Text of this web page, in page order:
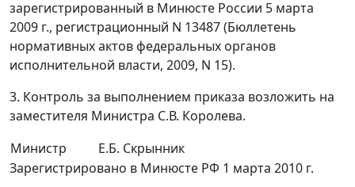
зарегистрированный в Минюсте России 5 марта
2009 г., регистрационный N 13487 (Бюллетень
нормативных актов федеральных органов
исполнительной власти, 2009, N 15).
3. Контроль за выполнением приказа возложить на
заместителя Министра С.В. Королева.
Министр
Е.Б. Скрынник
Зарегистрировано в Минюсте РФ 1 марта 2010 г.